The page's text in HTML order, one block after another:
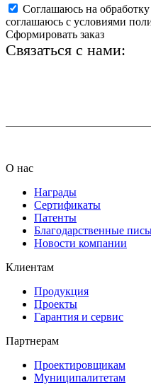
Соглашаюсь на
соглашаюсь с условиями
Сформировать заказ
Связаться с нами:
О нас
Награды
Сертификаты
Патенты
Благодарственные
Новости компании
Клиентам
Продукция
Проекты
Гарантия и сервис
Партнерам
Проектировщикам
Муниципалитетам